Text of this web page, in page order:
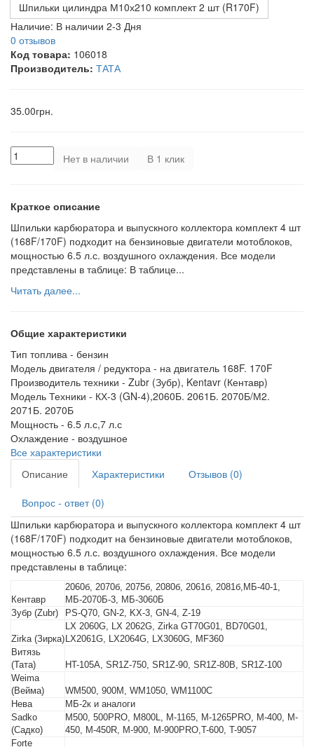
Шпильки цилиндра М10х210 комплект 2 шт (R170F)
Наличие: В наличии 2-3 Дня
0 отзывов
Код товара: 106018
Производитель: ТАТА
35.00грн.
Нет в наличии В 1 клик
Краткое описание
Шпильки карбюратора и выпускного коллектора комплект 4 шт
(168F/170F) подходит на бензиновые двигатели мотоблоков,
мощностью 6.5 л.с. воздушного охлаждения. Все модели
представлены в таблице: В таблице...
Читать далее...
Общие характеристики
Тип топлива - бензин
Модель двигателя / редуктора - на двигатель 168F. 170F
Производитель техники - Zubr (Зубр), Kentavr (Кентавр)
Модель Техники - КХ-3 (GN-4),2060Б. 2061Б. 2070Б/М2.
2071Б. 2070Б
Мощность - 6.5 л.с,7 л.с
Охлаждение - воздушное
Все характеристики
Описание
Характеристики Отзывов (0)
Вопрос - ответ (0)
Шпильки карбюратора и выпускного коллектора комплект 4 шт
(168F/170F) подходит на бензиновые двигатели мотоблоков,
мощностью 6.5 л.с. воздушного охлаждения. Все модели
представлены в таблице:
Кентавр
2060б, 2070б, 2075б, 2080б, 2061б, 2081б,МБ-40-1,
МБ-2070Б-3, МБ-3060Б
Зубр (Zubr)
PS-Q70, GN-2, KX-3, GN-4, Z-19
Zirka (Зирка)
LX 2060G, LX 2062G, Zirka GT70G01, BD70G01,
LX2061G, LX2064G, LX3060G, MF360
Витязь
(Тата)
HT-105A, SR1Z-750, SR1Z-90, SR1Z-80B, SR1Z-100
Weima
(Вейма)
WM500, 900M, WM1050, WM1100C
Нева
МБ-2к и аналоги
Sadko
(Садко)
M500, 500PRO, M800L, M-1165, M-1265PRO, M-400, M-
450, M-450R, M-900, M-900PRO,T-600, T-9057
Forte